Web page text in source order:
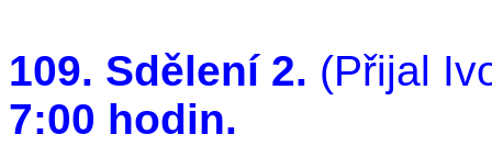
109. Sdělení 2. (Přijal
7:00 hodin.